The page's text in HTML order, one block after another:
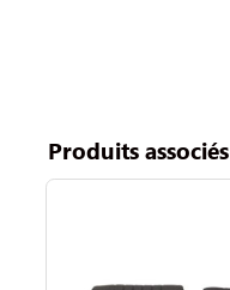
Produits associés